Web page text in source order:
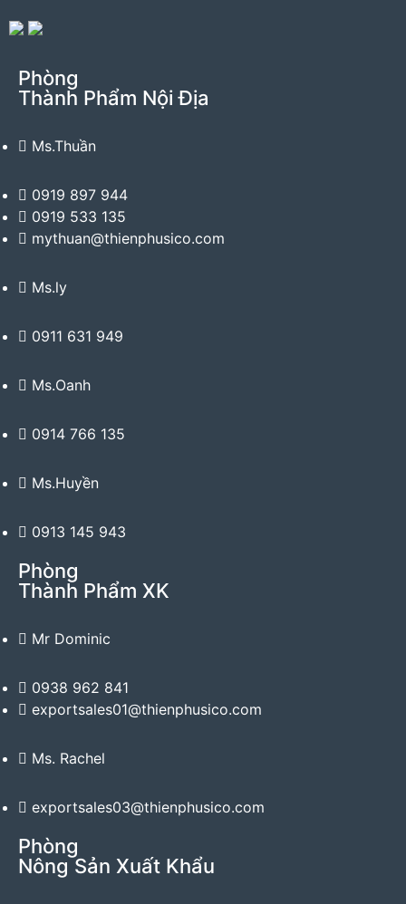
Phòng
Thành Phẩm Nội Địa
Ms.Thuần
0919 897 944
0919 533 135
mythuan@thienphusico.com
Ms.ly
0911 631 949
Ms.Oanh
0914 766 135
Ms.Huyền
0913 145 943
Phòng
Thành Phẩm XK
Mr Dominic
0938 962 841
exportsales01@thienphusico.com
Ms. Rachel
exportsales03@thienphusico.com
Phòng
Nông Sản Xuất Khẩu